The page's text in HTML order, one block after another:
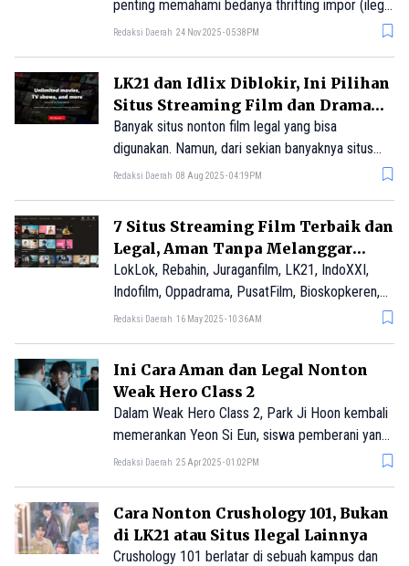
penting memahami bedanya thrifting impor (ilegal
dan dilarang pemerintah) dengan preloved lokal
Untuk menyelamatkan 900 ribu pedagang
thrifting ilegal, pemerintah menyiapkan 1.300
brand lokal sebagai substitusi dagangan mereka.
Redaksi Daerah 24 Nov 2025 - 05:38PM
LK21 dan Idlix Diblokir, Ini Pilihan
Situs Streaming Film dan Drama
Legal
Banyak situs nonton film legal yang bisa
digunakan. Namun, dari sekian banyaknya situs
legal, beberapa orang masih menggunakan situs
Redaksi Daerah 08 Aug 2025 - 04:19PM
7 Situs Streaming Film Terbaik dan
Legal, Aman Tanpa Melanggar
Hukum
LokLok, Rebahin, Juraganfilm, LK21, IndoXXI,
Indofilm, Oppadrama, PusatFilm, Bioskopkeren,
Garasi Film 21, dan Layarkaca21 merupakan situs
gratis secara ilegal guna menarik perhatian dan
menjaring lebih banyak pengguna.
Redaksi Daerah 16 May 2025 - 10:36AM
Ini Cara Aman dan Legal Nonton
Weak Hero Class 2
Dalam Weak Hero Class 2, Park Ji Hoon kembali
memerankan Yeon Si Eun, siswa pemberani yang
menantang para pembully dan langsung
Redaksi Daerah 25 Apr 2025 - 01:02PM
Cara Nonton Crushology 101, Bukan
di LK21 atau Situs Ilegal Lainnya
Crushology 101 berlatar di sebuah kampus dan